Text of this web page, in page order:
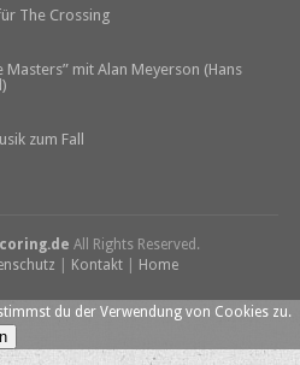
The Crossing
mit Alan Meyerson (Hans
zum Fall
All Rights Reserved.
Kontakt Home
du der Verwendung von Cookies zu.